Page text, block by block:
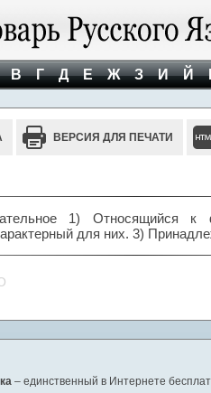
В Г Д Е Ж З И Й
ВЕРСИЯ ДЛЯ ПЕЧАТИ
1) Относящийся
для них. 3)
– единственный в Интернете